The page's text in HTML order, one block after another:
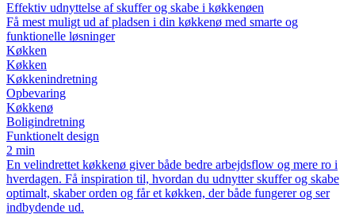
Effektiv udnyttelse af skuffer og skabe i køkkenøen
Få mest muligt ud af pladsen i din køkkenø med smarte og
funktionelle løsninger
Køkken
Køkken
Køkkenindretning
Opbevaring
Køkkenø
Boligindretning
Funktionelt design
2 min
En velindrettet køkkenø giver både bedre arbejdsflow og mere ro i
hverdagen. Få inspiration til, hvordan du udnytter skuffer og skabe
optimalt, skaber orden og får et køkken, der både fungerer og ser
indbydende ud.